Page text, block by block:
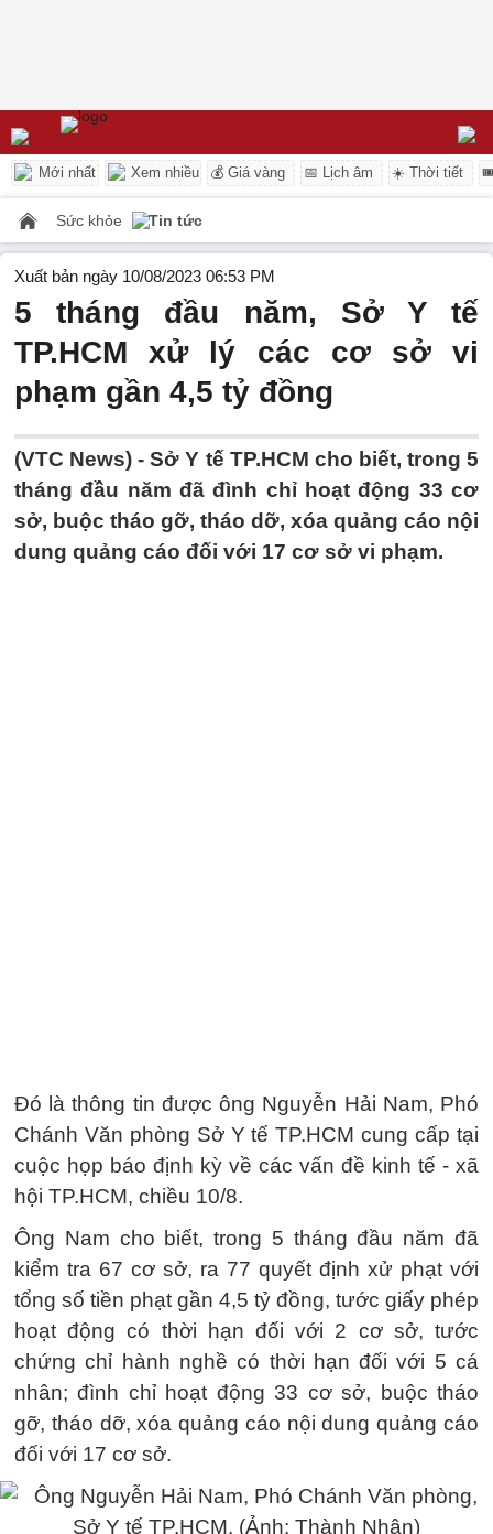
Mới nhất Xem nhiều 💰 Giá vàng 📅 Lịch âm ☀️ Thời tiết
Sức khỏe Tin tức
Xuất bản ngày 10/08/2023 06:53 PM
5 tháng đầu năm, Sở Y tế
TP.HCM xử lý các cơ sở vi
phạm gần 4,5 tỷ đồng
(VTC News) -Sở Y tế TP.HCM cho biết, trong 5
tháng đầu năm đã đình chỉ hoạt động 33 cơ
sở, buộc tháo gỡ, tháo dỡ, xóa quảng cáo nội
dung quảng cáo đối với 17 cơ sở vi phạm.
Đó là thông tin được ông Nguyễn Hải Nam, Phó
Chánh Văn phòng Sở Y tế TP.HCM cung cấp tại
cuộc họp báo định kỳ về các vấn đề kinh tế - xã
hội TP.HCM, chiều 10/8.
Ông Nam cho biết, trong 5 tháng đầu năm đã
kiểm tra 67 cơ sở, ra 77 quyết định xử phạt với
tổng số tiền phạt gần 4,5 tỷ đồng, tước giấy phép
hoạt động có thời hạn đối với 2 cơ sở, tước
chứng chỉ hành nghề có thời hạn đối với 5 cá
nhân; đình chỉ hoạt động 33 cơ sở, buộc tháo
gỡ, tháo dỡ, xóa quảng cáo nội dung quảng cáo
đối với 17 cơ sở.